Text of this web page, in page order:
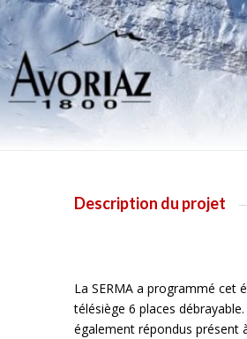
Description du projet
La SERMA a programmé cet
télésiège 6 places
également répondus présent